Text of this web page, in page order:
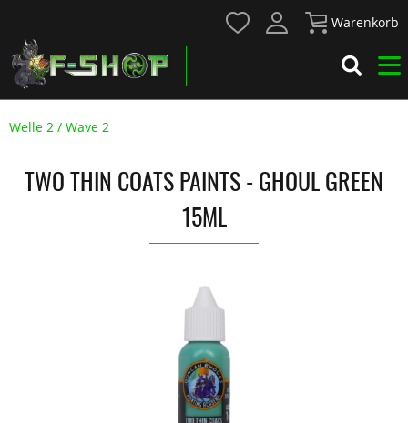
Warenkorb
Welle 2 / Wave 2
TWO THIN COATS PAINTS - GHOUL GREEN
15ML